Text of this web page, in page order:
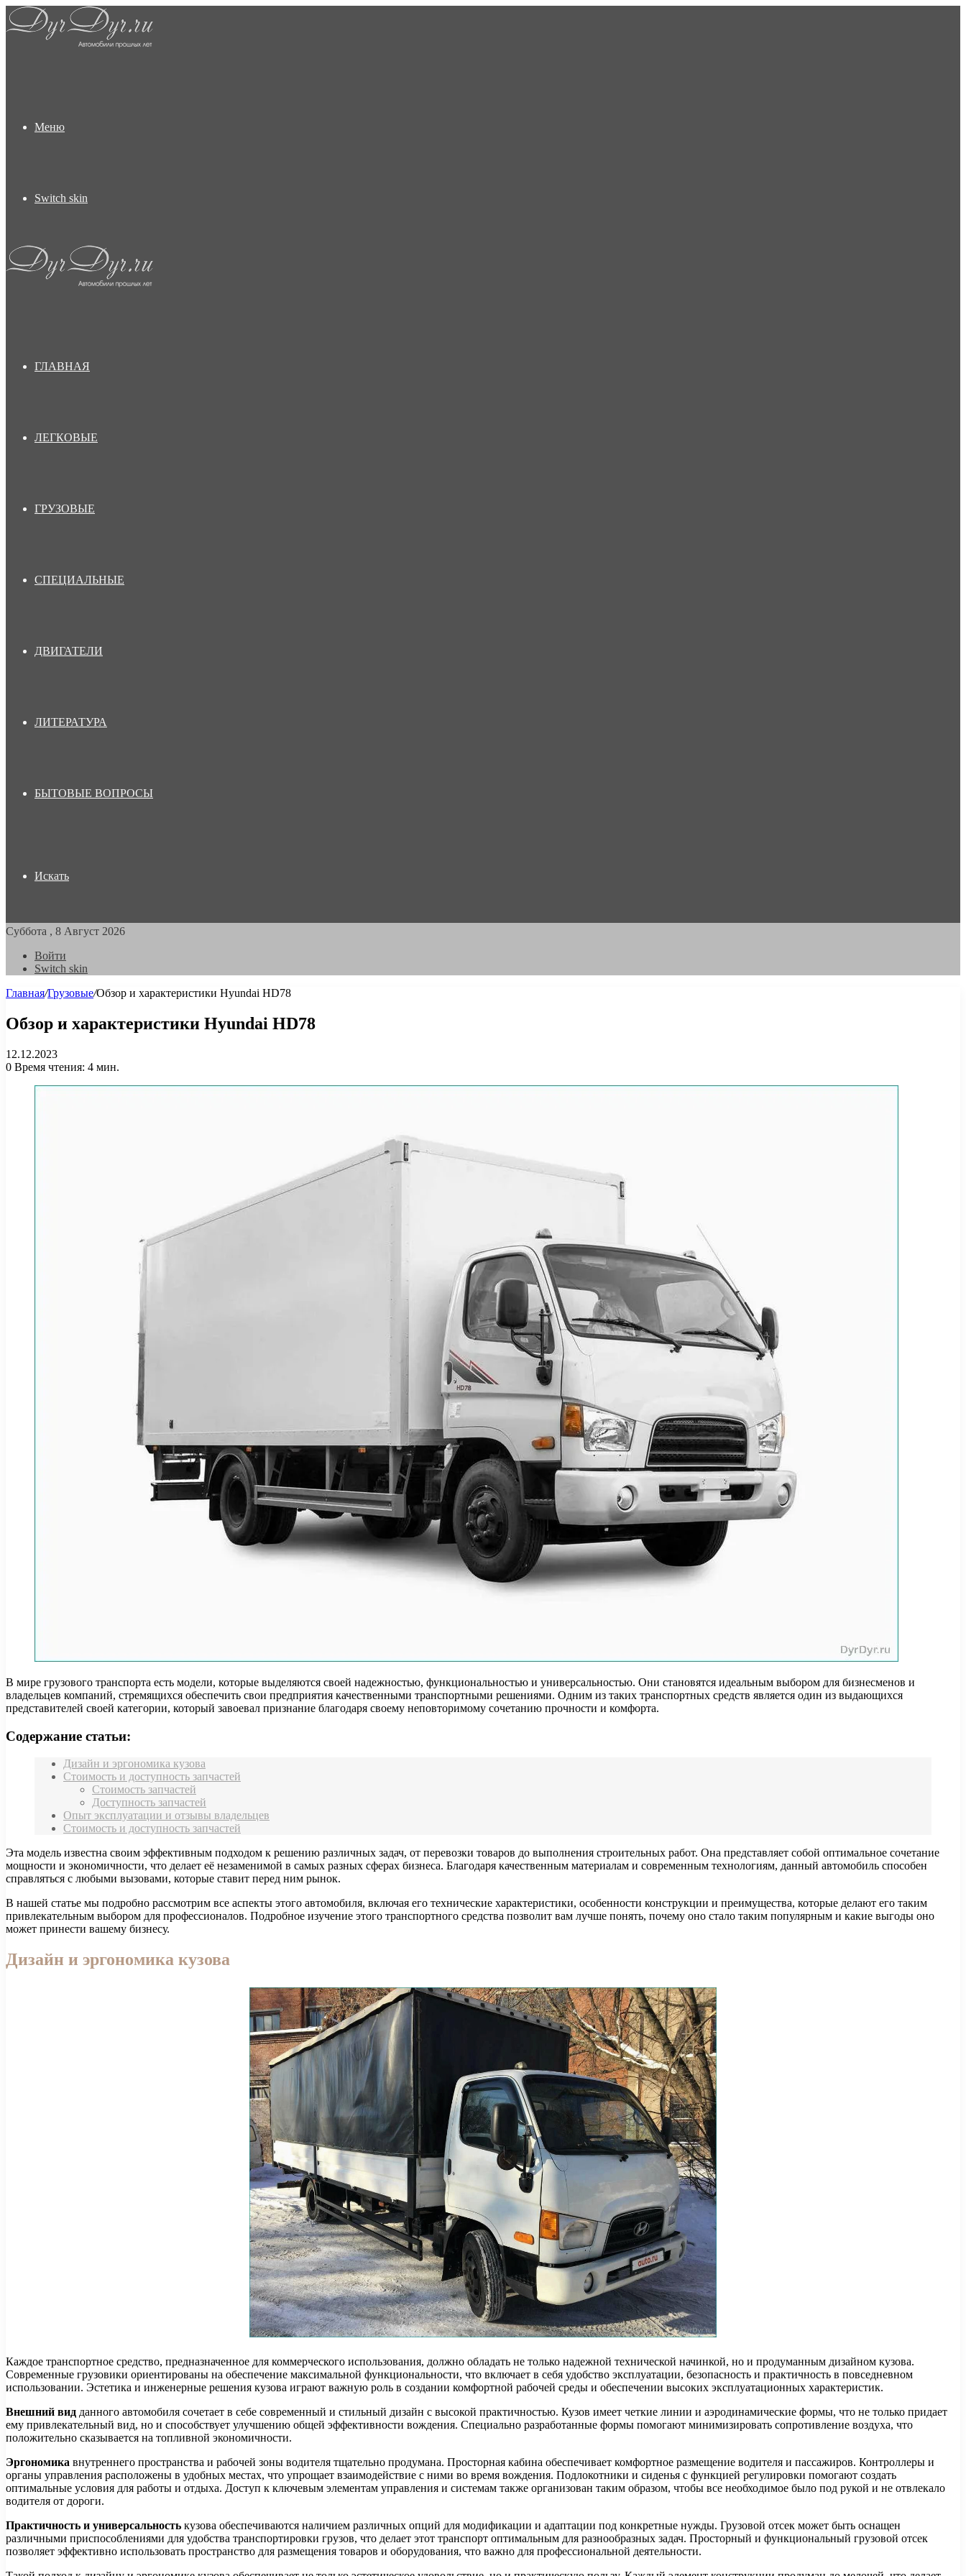
Меню
Switch skin
ГЛАВНАЯ
ЛЕГКОВЫЕ
ГРУЗОВЫЕ
СПЕЦИАЛЬНЫЕ
ДВИГАТЕЛИ
ЛИТЕРАТУРА
БЫТОВЫЕ ВОПРОСЫ
Искать
Суббота , 8 Август 2026
Войти
Switch skin
Главная/Грузовые/Обзор и характеристики Hyundai HD78
Обзор и характеристики Hyundai HD78
12.12.2023
0 Время чтения: 4 мин.
В мире грузового транспорта есть модели, которые выделяются своей надежностью, функциональностью и универсальностью. Они становятся идеальным выбором для бизнесменов и
владельцев компаний, стремящихся обеспечить свои предприятия качественными транспортными решениями. Одним из таких транспортных средств является один из выдающихся
представителей своей категории, который завоевал признание благодаря своему неповторимому сочетанию прочности и комфорта.
Содержание статьи:
Дизайн и эргономика кузова
Стоимость и доступность запчастей
Стоимость запчастей
Доступность запчастей
Опыт эксплуатации и отзывы владельцев
Стоимость и доступность запчастей
Эта модель известна своим эффективным подходом к решению различных задач, от перевозки товаров до выполнения строительных работ. Она представляет собой оптимальное сочетание
мощности и экономичности, что делает её незаменимой в самых разных сферах бизнеса. Благодаря качественным материалам и современным технологиям, данный автомобиль способен
справляться с любыми вызовами, которые ставит перед ним рынок.
В нашей статье мы подробно рассмотрим все аспекты этого автомобиля, включая его технические характеристики, особенности конструкции и преимущества, которые делают его таким
привлекательным выбором для профессионалов. Подробное изучение этого транспортного средства позволит вам лучше понять, почему оно стало таким популярным и какие выгоды оно
может принести вашему бизнесу.
Дизайн и эргономика кузова
Каждое транспортное средство, предназначенное для коммерческого использования, должно обладать не только надежной технической начинкой, но и продуманным дизайном кузова.
Современные грузовики ориентированы на обеспечение максимальной функциональности, что включает в себя удобство эксплуатации, безопасность и практичность в повседневном
использовании. Эстетика и инженерные решения кузова играют важную роль в создании комфортной рабочей среды и обеспечении высоких эксплуатационных характеристик.
Внешний вид данного автомобиля сочетает в себе современный и стильный дизайн с высокой практичностью. Кузов имеет четкие линии и аэродинамические формы, что не только придает
ему привлекательный вид, но и способствует улучшению общей эффективности вождения. Специально разработанные формы помогают минимизировать сопротивление воздуха, что
положительно сказывается на топливной экономичности.
Эргономика внутреннего пространства и рабочей зоны водителя тщательно продумана. Просторная кабина обеспечивает комфортное размещение водителя и пассажиров. Контроллеры и
органы управления расположены в удобных местах, что упрощает взаимодействие с ними во время вождения. Подлокотники и сиденья с функцией регулировки помогают создать
оптимальные условия для работы и отдыха. Доступ к ключевым элементам управления и системам также организован таким образом, чтобы все необходимое было под рукой и не отвлекало
водителя от дороги.
Практичность и универсальность кузова обеспечиваются наличием различных опций для модификации и адаптации под конкретные нужды. Грузовой отсек может быть оснащен
различными приспособлениями для удобства транспортировки грузов, что делает этот транспорт оптимальным для разнообразных задач. Просторный и функциональный грузовой отсек
позволяет эффективно использовать пространство для размещения товаров и оборудования, что важно для профессиональной деятельности.